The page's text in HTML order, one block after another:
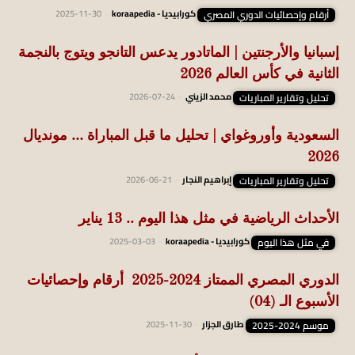
أرقام وإحصائيات الدوري المصري كورابيديا - koraapedia 2025-11-30
إسبانيا والأرجنتين | الماتادور يدعس التانجو ويتوج بالنجمة
الثانية في كأس العالم 2026
تحليل وتقارير المباريات محمد الزيني 2026-07-24
السعودية وأوروغواي | تحليل ما قبل المباراة … مونديال
2026
تحليل وتقارير المباريات إبراهيم النجار 2026-06-21
الأحداث الرياضية في مثل هذا اليوم .. 13 يناير
في مثل هذا اليوم كورابيديا - koraapedia 2025-03-03
الدوري المصري الممتاز 2024-2025 أرقام وإحصائيات
الأسبوع الـ (04)
موسم 2024-2025 طارق الجزار 2025-11-30